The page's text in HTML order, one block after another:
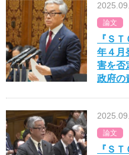
論文
『Ｓ
年４月
害を否
政府の
論文
『Ｓ